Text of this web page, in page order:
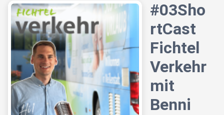
#03Sho
rtCast
Fichtel
Verkehr
mit
Benni